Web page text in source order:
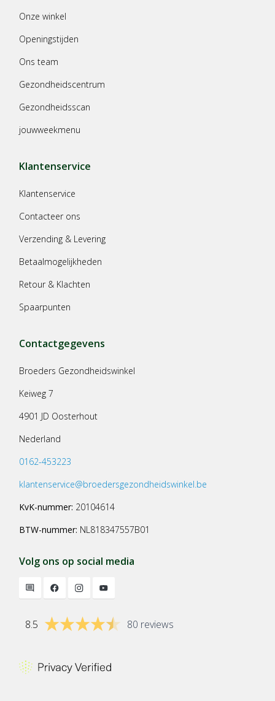
Onze winkel
Openingstijden
Ons team
Gezondheidscentrum
Gezondheidsscan
jouwweekmenu
Klantenservice
Klantenservice
Contacteer ons
Verzending & Levering
Betaalmogelijkheden
Retour & Klachten
Spaarpunten
Contactgegevens
Broeders Gezondheidswinkel
Keiweg 7
4901 JD Oosterhout
Nederland
0162-453223
klantenservice@broedersgezondheidswinkel.be
KvK-nummer: 20104614
BTW-nummer: NL818347557B01
Volg ons op social media
8.5 80 reviews